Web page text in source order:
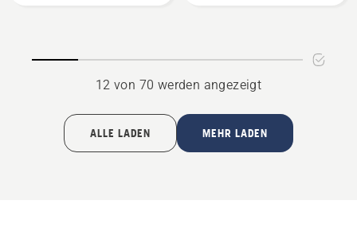
12 von 70 werden angezeigt
ALLE LADEN MEHR LADEN